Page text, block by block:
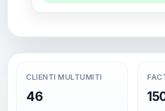
CLIENTI MULTUMITI
46